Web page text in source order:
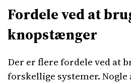
Fordele ved at
knopstænger
Der er flere fordele ved at
forskellige systemer. Nogle